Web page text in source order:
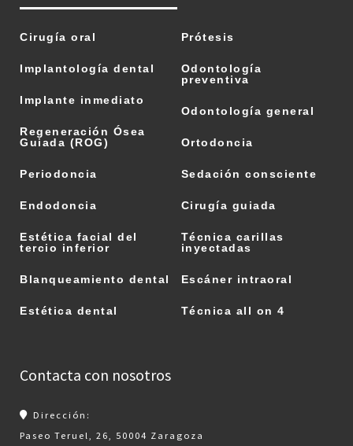
Contacta con nosotros
Dirección:
Paseo Teruel, 26, 50004 Zaragoza
Cirugía oral
Implantología dental
Implante inmediato
Regeneración Ósea
Guiada (ROG)
Periodoncia
Endodoncia
Estética facial del
tercio inferior
Blanqueamiento dental
Estética dental
Prótesis
Odontología
preventiva
Odontología general
Ortodoncia
Sedación consciente
Cirugía guiada
Técnica carillas
inyectadas
Escáner intraoral
Técnica all on 4